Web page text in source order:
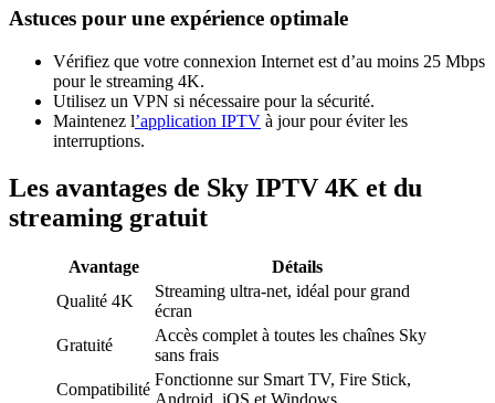
Astuces pour une expérience optimale
Vérifiez que votre connexion Internet est d’au moins 25 Mbps
pour le streaming 4K.
Utilisez un VPN si nécessaire pour la sécurité.
Maintenez l’application IPTV à jour pour éviter les
interruptions.
Les avantages de Sky IPTV 4K et du
streaming gratuit
Avantage
Détails
Qualité 4K
Streaming ultra-net, idéal pour grand
écran
Gratuité
Accès complet à toutes les chaînes Sky
sans frais
Compatibilité
Fonctionne sur Smart TV, Fire Stick,